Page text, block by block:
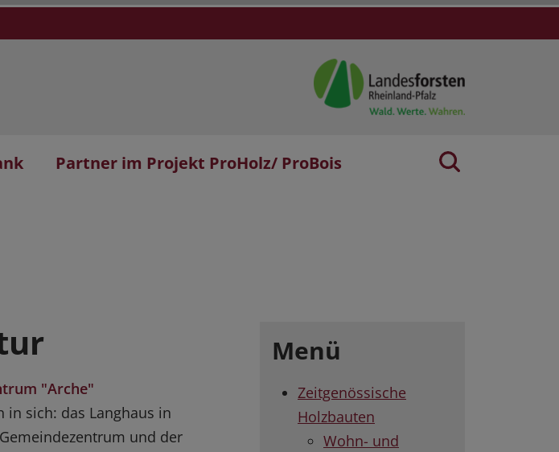
Partner im Projekt ProHolz/ ProBois
"Arche"
in sich: das Langhaus in
und der
Menü
Zeitgenössische
Holzbauten
Wohn- und